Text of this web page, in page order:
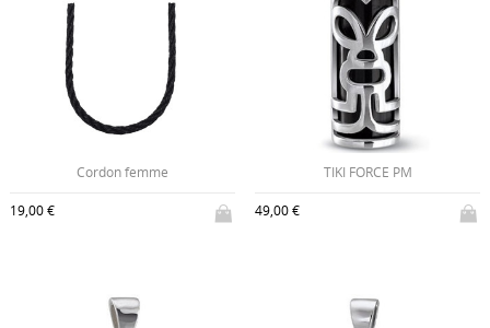
Cordon femme
19,00 €
TIKI FORCE PM
49,00 €